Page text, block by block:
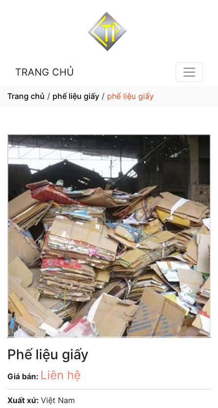
TRANG CHỦ
Trang chủ / phế liệu giấy / phế liệu giấy
Phế liệu giấy
Giá bán: Liên hệ
Xuất xứ: Việt Nam